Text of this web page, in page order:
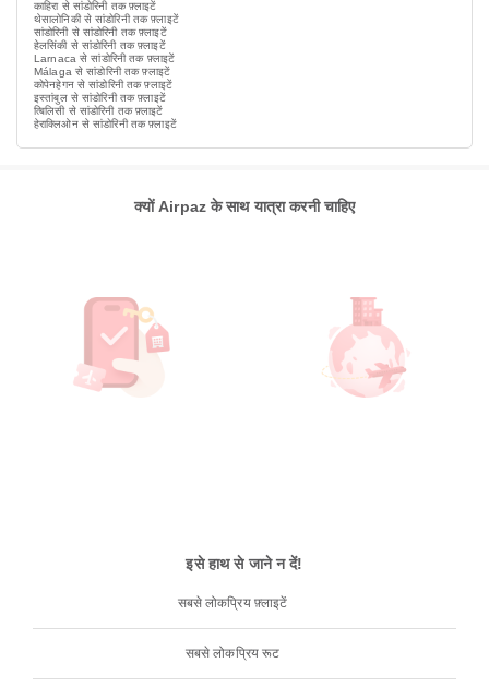
काहिरा से सांडोरिनी तक फ़्लाइटें
थेसालोनिकी से सांडोरिनी तक फ़्लाइटें
सांडोरिनी से सांडोरिनी तक फ़्लाइटें
हेलसिंकी से सांडोरिनी तक फ़्लाइटें
Larnaca से सांडोरिनी तक फ़्लाइटें
Málaga से सांडोरिनी तक फ़्लाइटें
कोपेनहेगन से सांडोरिनी तक फ़्लाइटें
इस्तांबुल से सांडोरिनी तक फ़्लाइटें
त्बिलिसी से सांडोरिनी तक फ़्लाइटें
हेराक्लिओन से सांडोरिनी तक फ़्लाइटें
क्यों Airpaz के साथ यात्रा करनी चाहिए
इसे हाथ से जाने न दें!
सबसे लोकप्रिय फ़्लाइटें
सबसे लोकप्रिय रूट